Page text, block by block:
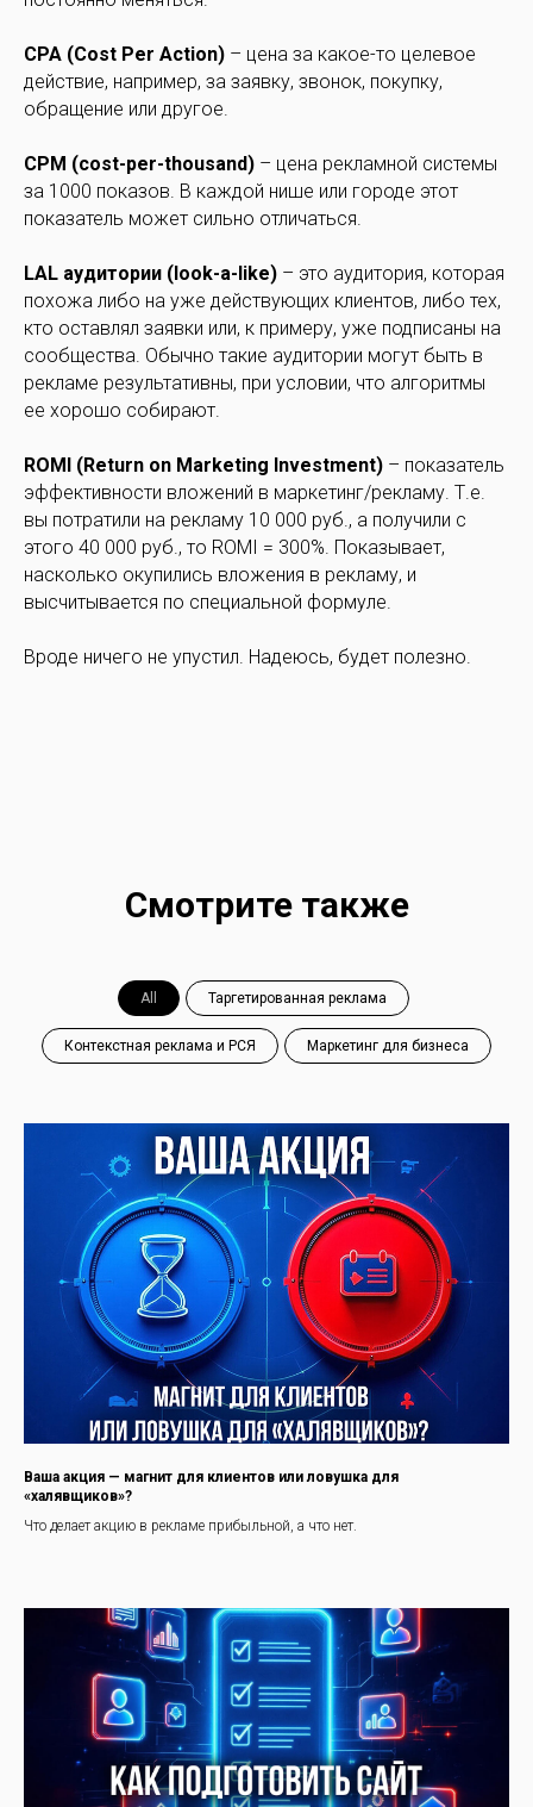
CPA (Cost Per Action) – цена за какое-то целевое
действие, например, за заявку, звонок, покупку,
обращение или другое.
CPM (cost-per-thousand) – цена рекламной системы
за 1000 показов. В каждой нише или городе этот
показатель может сильно отличаться.
LAL аудитории (look-a-like) – это аудитория, которая
похожа либо на уже действующих клиентов, либо тех,
кто оставлял заявки или, к примеру, уже подписаны на
сообщества. Обычно такие аудитории могут быть в
рекламе результативны, при условии, что алгоритмы
ее хорошо собирают.
ROMI (Return on Marketing Investment) – показатель
эффективности вложений в маркетинг/рекламу. Т.е.
вы потратили на рекламу 10 000 руб., а получили с
этого 40 000 руб., то ROMI = 300%. Показывает,
насколько окупились вложения в рекламу, и
высчитывается по специальной формуле.
Вроде ничего не упустил. Надеюсь, будет полезно.
Смотрите также
All Таргетированная реклама
Контекстная реклама и РСЯ Маркетинг для бизнеса
Ваша акция — магнит для клиентов или ловушка для
«халявщиков»?
Что делает акцию в рекламе прибыльной, а что нет.